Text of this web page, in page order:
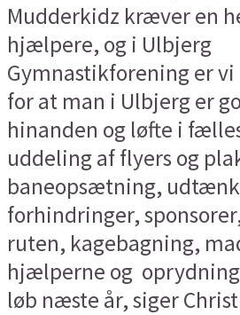
Mudderkidz kræver en
hjælpere, og i Ulbjerg
Gymnastikforening er
for at man i Ulbjerg er
hinanden og løfte i
uddeling af flyers og
baneopsætning,
forhindringer,
ruten, kagebagning,
hjælperne og
løb næste år, siger